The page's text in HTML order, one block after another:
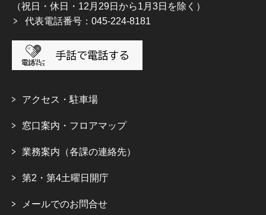
（祝日・休日・12月29日から1月3日を除く）
代表電話番号：045-224-8181
アクセス・駐車場
窓口案内・フロアマップ
業務案内（各課の連絡先）
第2・第4土曜日開庁
メールでのお問合せ